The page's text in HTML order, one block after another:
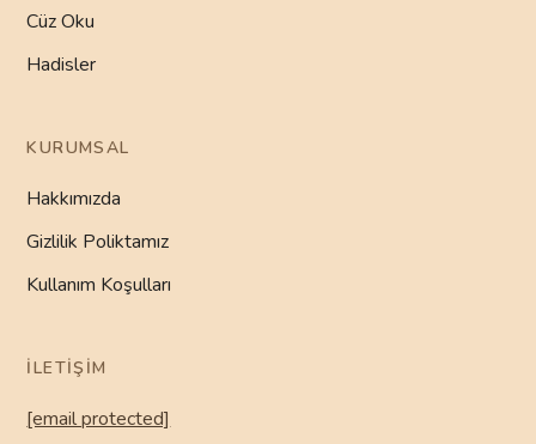
Cüz Oku
Hadisler
KURUMSAL
Hakkımızda
Gizlilik Poliktamız
Kullanım Koşulları
İLETIŞIM
[email protected]